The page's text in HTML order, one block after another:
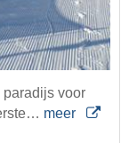
voor
meer